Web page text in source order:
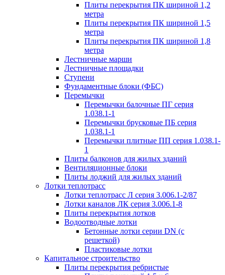
Плиты перекрытия ПК шириной 1,2
метра
Плиты перекрытия ПК шириной 1,5
метра
Плиты перекрытия ПК шириной 1,8
метра
Лестничные марши
Лестничные площадки
Ступени
Фундаментные блоки (ФБС)
Перемычки
Перемычки балочные ПГ серия
1.038.1-1
Перемычки брусковые ПБ серия
1.038.1-1
Перемычки плитные ПП серия 1.038.1-
1
Плиты балконов для жилых зданий
Вентиляционные блоки
Плиты лоджий для жилых зданий
Лотки теплотрасс
Лотки теплотрасс Л серия 3.006.1-2/87
Лотки каналов ЛК серия 3.006.1-8
Плиты перекрытия лотков
Водоотводные лотки
Бетонные лотки серии DN (с
решеткой)
Пластиковые лотки
Капитальное строительство
Плиты перекрытия ребристые